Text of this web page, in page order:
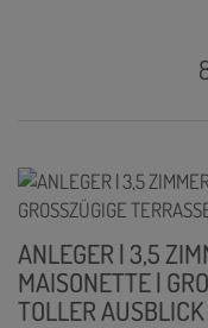
ANLEGER | 3,5
MAISONETTE |
TOLLER